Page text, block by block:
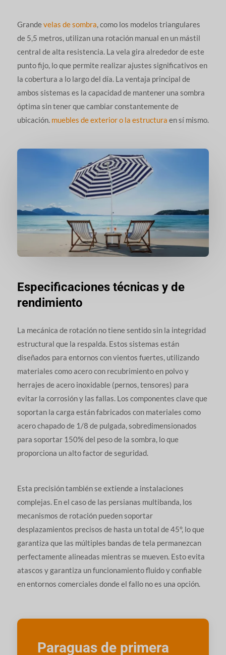
Grandevelas de sombra, como los modelos triangulares
de 5,5 metros, utilizan una rotación manual en un mástil
central de alta resistencia. La vela gira alrededor de este
punto fijo, lo que permite realizar ajustes significativos en
la cobertura a lo largo del día. La ventaja principal de
ambos sistemas es la capacidad de mantener una sombra
óptima sin tener que cambiar constantemente de
ubicación. muebles de exterior o la estructura en sí mismo.
Especificaciones técnicas y de
rendimiento
La mecánica de rotación no tiene sentido sin la integridad
estructural que la respalda. Estos sistemas están
diseñados para entornos con vientos fuertes, utilizando
materiales como acero con recubrimiento en polvo y
herrajes de acero inoxidable (pernos, tensores) para
evitar la corrosión y las fallas. Los componentes clave que
soportan la carga están fabricados con materiales como
acero chapado de 1/8 de pulgada, sobredimensionados
para soportar 150% del peso de la sombra, lo que
proporciona un alto factor de seguridad.
Esta precisión también se extiende a instalaciones
complejas. En el caso de las persianas multibanda, los
mecanismos de rotación pueden soportar
desplazamientos precisos de hasta un total de 45°, lo que
garantiza que las múltiples bandas de tela permanezcan
perfectamente alineadas mientras se mueven. Esto evita
atascos y garantiza un funcionamiento fluido y confiable
en entornos comerciales donde el fallo no es una opción.
Paraguas de primera